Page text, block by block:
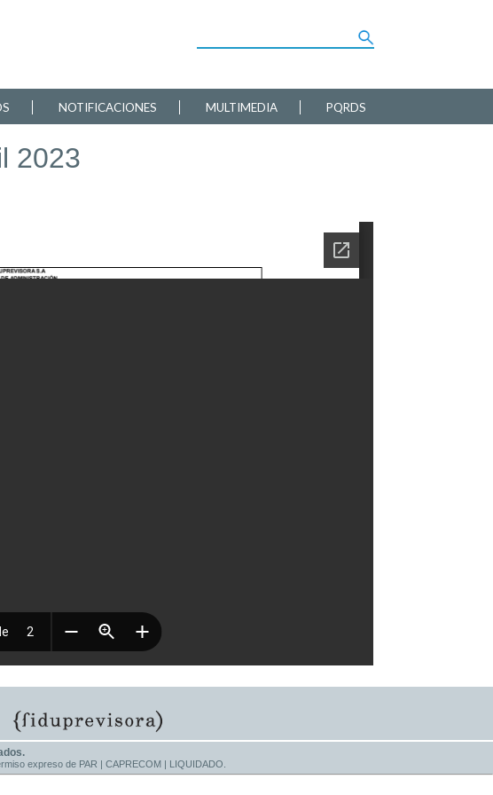
NOTIFICACIONES MULTIMEDIA PQRDS
2023
expreso de PAR | CAPRECOM | LIQUIDADO.